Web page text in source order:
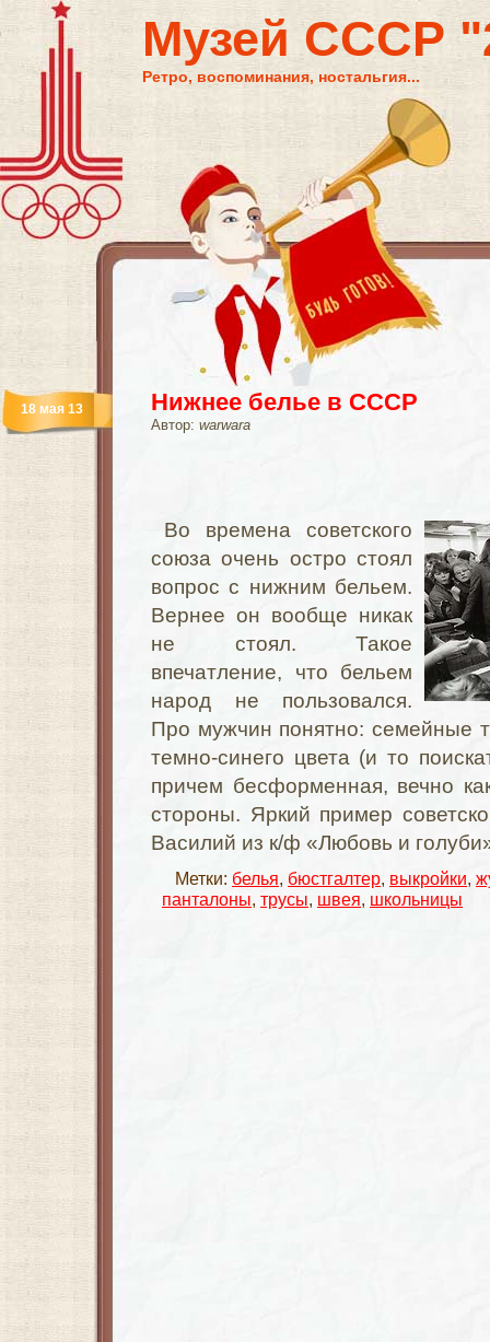
Музей СССР
Ретро, воспоминания, ностальгия...
Нижнее белье в СССР
Автор: warwara
18 мая 13
Во времена советского
союза очень остро стоял
вопрос с нижним бельем.
Вернее он вообще никак
не стоял. Такое
впечатление, что бельем
народ не пользовался.
Про мужчин понятно: семейные
темно-синего цвета (и то
причем бесформенная, вечно
стороны. Яркий пример
Василий из к/ф «Любовь и
Метки: белья, бюстгалтер, выкройки,
панталоны, трусы, швея, школьницы